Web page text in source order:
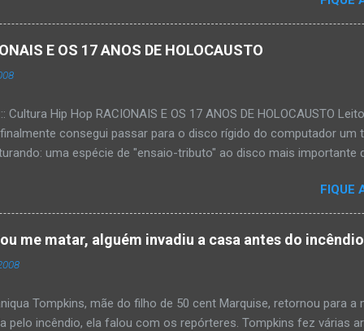
E OS 17 ANOS DE HOLOCAUSTO
Cultura Hip Hop RACIONAIS E OS 17 ANOS DE HOLOCAUSTO
consegui passar para o disco rígido do computador um
uma espécie de "ensaio-tributo" ao disco mais importante
costume, uma pequena digressão. É muito disseminada em
tem memória. Fala-se muito por aí que não cultuamos
sociocultural. No que diz respeito ao hip-hop, cabe a nós,
responsáveis, tentar mudar essa trajetória de descaso e
Hop tornou-se mais um dos espaços de preservação e
FIQUE
me matar, alguém invadiu a casa antes do
Tompkins, mãe do filho de 50 cent Marquise, retornou para
pelo incêndio, ela falou com os repórteres. Tompkins fez várias